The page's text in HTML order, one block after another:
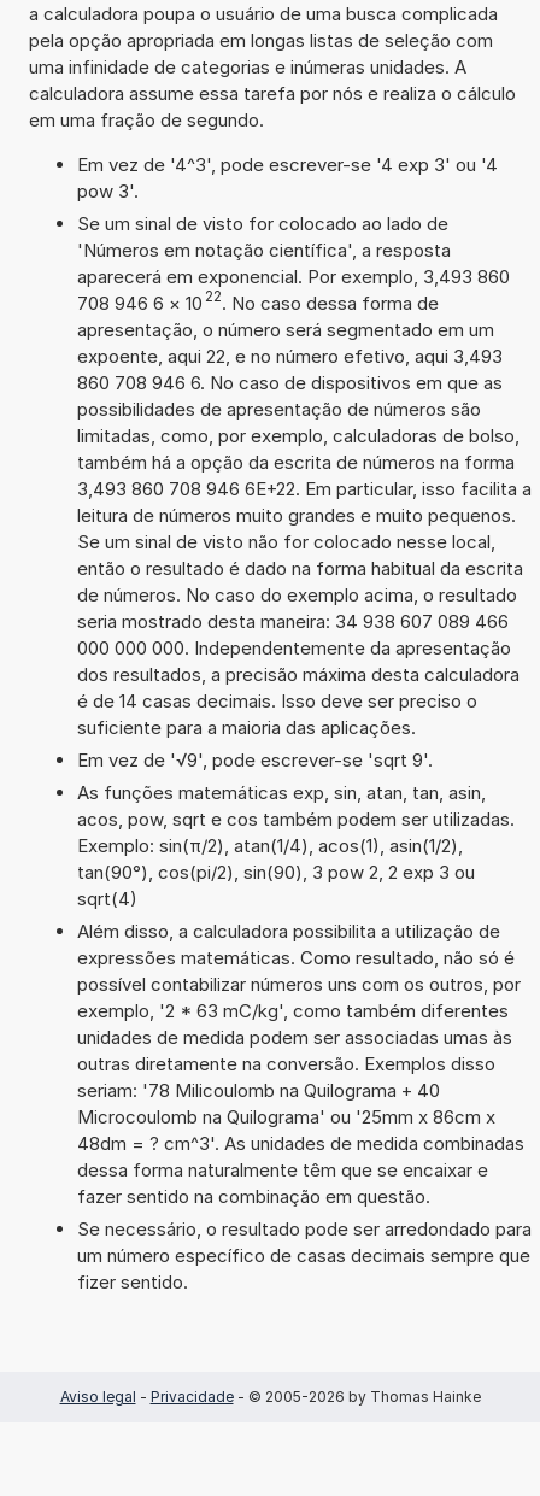
a calculadora poupa o usuário de uma busca complicada
pela opção apropriada em longas listas de seleção com
uma infinidade de categorias e inúmeras unidades. A
calculadora assume essa tarefa por nós e realiza o cálculo
em uma fração de segundo.
Em vez de '4^3', pode escrever-se '4 exp 3' ou '4
pow 3'.
Se um sinal de visto for colocado ao lado de
'Números em notação científica', a resposta
aparecerá em exponencial. Por exemplo, 3,493 860
708 946 6 × 10 22. No caso dessa forma de
apresentação, o número será segmentado em um
expoente, aqui 22, e no número efetivo, aqui 3,493
860 708 946 6. No caso de dispositivos em que as
possibilidades de apresentação de números são
limitadas, como, por exemplo, calculadoras de bolso,
também há a opção da escrita de números na forma
3,493 860 708 946 6E+22. Em particular, isso facilita a
leitura de números muito grandes e muito pequenos.
Se um sinal de visto não for colocado nesse local,
então o resultado é dado na forma habitual da escrita
de números. No caso do exemplo acima, o resultado
seria mostrado desta maneira: 34 938 607 089 466
000 000 000. Independentemente da apresentação
dos resultados, a precisão máxima desta calculadora
é de 14 casas decimais. Isso deve ser preciso o
suficiente para a maioria das aplicações.
Em vez de '√9', pode escrever-se 'sqrt 9'.
As funções matemáticas exp, sin, atan, tan, asin,
acos, pow, sqrt e cos também podem ser utilizadas.
Exemplo: sin(π/2), atan(1/4), acos(1), asin(1/2),
tan(90°), cos(pi/2), sin(90), 3 pow 2, 2 exp 3 ou
sqrt(4)
Além disso, a calculadora possibilita a utilização de
expressões matemáticas. Como resultado, não só é
possível contabilizar números uns com os outros, por
exemplo, '2 * 63 mC/kg', como também diferentes
unidades de medida podem ser associadas umas às
outras diretamente na conversão. Exemplos disso
seriam: '78 Milicoulomb na Quilograma + 40
Microcoulomb na Quilograma' ou '25mm x 86cm x
48dm = ? cm^3'. As unidades de medida combinadas
dessa forma naturalmente têm que se encaixar e
fazer sentido na combinação em questão.
Se necessário, o resultado pode ser arredondado para
um número específico de casas decimais sempre que
fizer sentido.
Aviso legal - Privacidade- © 2005-2026 by Thomas Hainke